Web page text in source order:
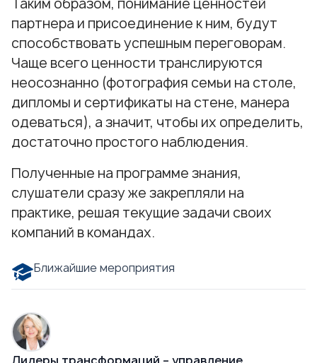
Таким образом, понимание ценностей
партнера и присоединение к ним, будут
способствовать успешным переговорам.
Чаще всего ценности транслируются
неосознанно (фотография семьи на столе,
дипломы и сертификаты на стене, манера
одеваться), а значит, чтобы их определить,
достаточно простого наблюдения.
Полученные на программе знания,
слушатели сразу же закрепляли на
практике, решая текущие задачи своих
компаний в командах.
Ближайшие мероприятия